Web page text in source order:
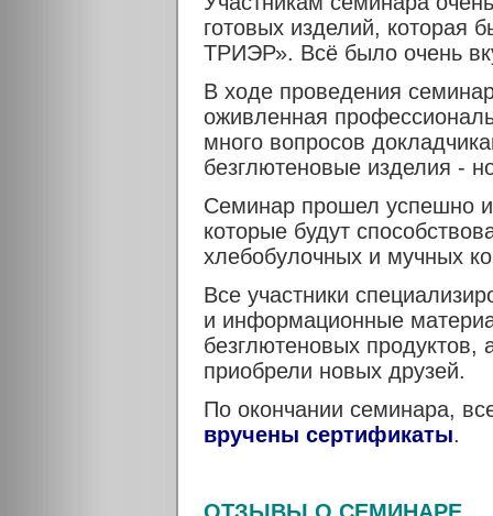
готовых изделий, которая
ТРИЭР». Всё было очень
В ходе проведения
оживленная
много вопросов
безглютеновые изделия -
Семинар прошел успешно
которые будут
хлебобулочных и мучных
Все участники
и информационные
безглютеновых
приобрели новых друзей.
По окончании семинара,
вручены сертификаты.